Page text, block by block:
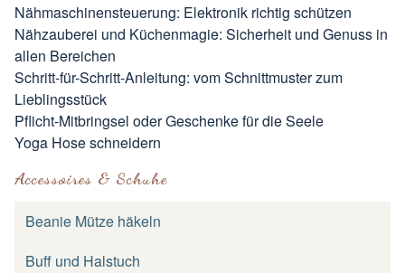
Nähmaschinensteuerung: Elektronik richtig schützen
Nähzauberei und Küchenmagie: Sicherheit und Genuss in
allen Bereichen
Schritt-für-Schritt-Anleitung: vom Schnittmuster zum
Lieblingsstück
Pflicht-Mitbringsel oder Geschenke für die Seele
Yoga Hose schneidern
Accessoires & Schuhe
Beanie Mütze häkeln
Buff und Halstuch